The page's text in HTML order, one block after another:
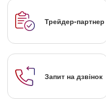
Трейдер-партнер
Запит на дзвінок